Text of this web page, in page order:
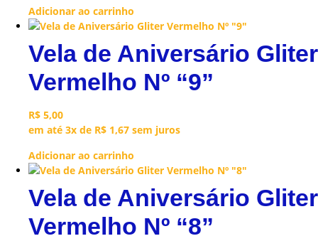
Adicionar ao carrinho
Vela de Aniversário Gliter
Vermelho Nº “9”
R$ 5,00
em até 3x de R$ 1,67 sem juros
Adicionar ao carrinho
Vela de Aniversário Gliter
Vermelho Nº “8”